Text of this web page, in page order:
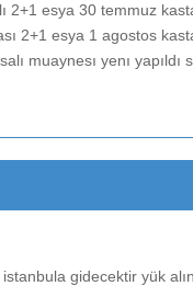
2+1 esya 30 temmuz
2+1 esya 1 agostos
muaynesı yenı yapıldı
gidecektir yük